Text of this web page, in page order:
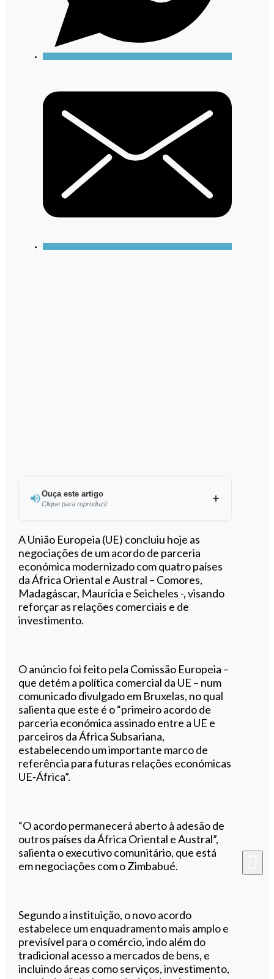
Ouça este artigo
Clique para reproduzir
Ouvir este artigo
A União Europeia (UE) concluiu hoje as
negociações de um acordo de parceria
económica modernizado com quatro países
da África Oriental e Austral – Comores,
Madagáscar, Maurícia e Seicheles -, visando
reforçar as relações comerciais e de
investimento.
O anúncio foi feito pela Comissão Europeia –
que detém a política comercial da UE – num
comunicado divulgado em Bruxelas, no qual
salienta que este é o “primeiro acordo de
parceria económica assinado entre a UE e
parceiros da África Subsariana,
estabelecendo um importante marco de
referência para futuras relações económicas
UE-África”.
“O acordo permanecerá aberto à adesão de
outros países da África Oriental e Austral”,
salienta o executivo comunitário, que está
em negociações com o Zimbabué.
Segundo a instituição, o novo acordo
estabelece um enquadramento mais amplo e
previsível para o comércio, indo além do
tradicional acesso a mercados de bens, e
incluindo áreas como serviços, investimento,